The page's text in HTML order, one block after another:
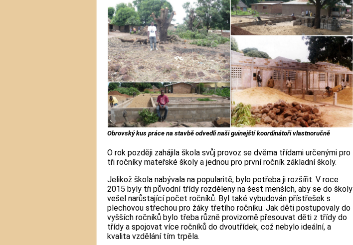
Obrovský kus práce na stavbě odvedli naši guinejští koordinátoři vlastnoručně
O rok později zahájila škola svůj provoz se dvěma třídami určenými pro
tři ročníky mateřské školy a jednou pro první ročník základní školy.
Jelikož škola nabývala na popularitě, bylo potřeba ji rozšířit. V roce
2015 byly tři původní třídy rozděleny na šest menších, aby se do školy
vešel narůstající počet ročníků. Byl také vybudován přístřešek s
plechovou střechou pro žáky třetího ročníku. Jak děti postupovaly do
vyšších ročníků bylo třeba různě provizorně přesouvat děti z třídy do
třídy a spojovat více ročníků do dvoutřídek, což nebylo ideální, a
kvalita vzdělání tím trpěla.